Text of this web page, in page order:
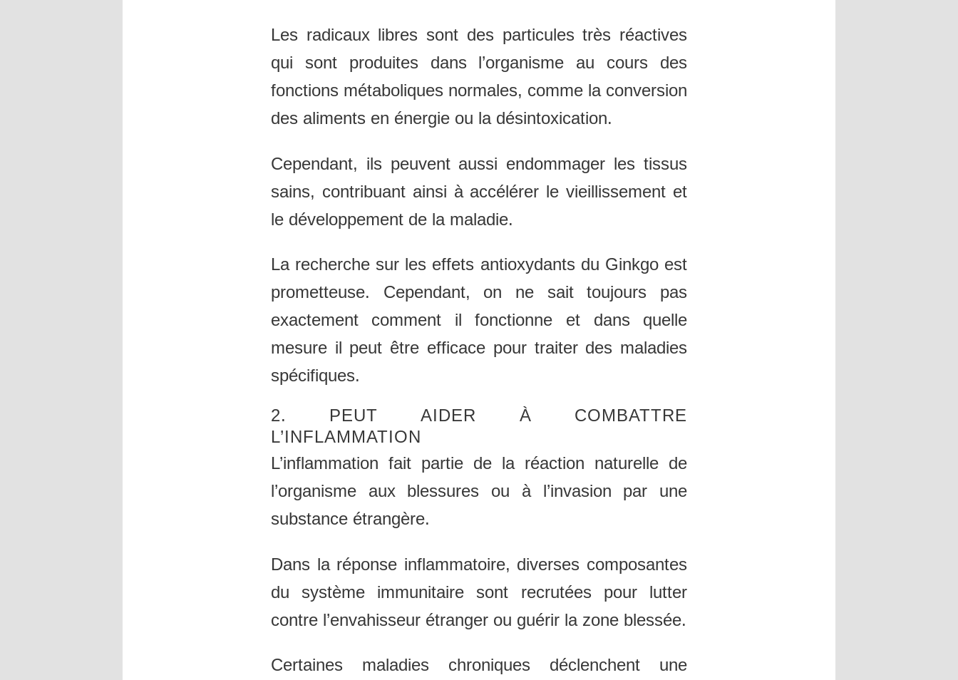
Les radicaux libres sont des particules très réactives
qui sont produites dans l’organisme au cours des
fonctions métaboliques normales, comme la conversion
des aliments en énergie ou la désintoxication.
Cependant, ils peuvent aussi endommager les tissus
sains, contribuant ainsi à accélérer le vieillissement et
le développement de la maladie.
La recherche sur les effets antioxydants du Ginkgo est
prometteuse. Cependant, on ne sait toujours pas
exactement comment il fonctionne et dans quelle
mesure il peut être efficace pour traiter des maladies
spécifiques.
2. PEUT AIDER À COMBATTRE
L’INFLAMMATION
L’inflammation fait partie de la réaction naturelle de
l’organisme aux blessures ou à l’invasion par une
substance étrangère.
Dans la réponse inflammatoire, diverses composantes
du système immunitaire sont recrutées pour lutter
contre l’envahisseur étranger ou guérir la zone blessée.
Certaines maladies chroniques déclenchent une